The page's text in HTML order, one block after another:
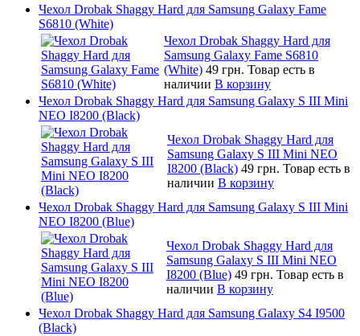
Чехол Drobak Shaggy Hard для Samsung Galaxy Fame
S6810 (White)
Чехол Drobak Shaggy Hard для
Samsung Galaxy Fame S6810
(White) 49 грн. Товар есть в
наличии В корзину
Чехол Drobak Shaggy Hard для Samsung Galaxy S III Mini
NEO I8200 (Black)
Чехол Drobak Shaggy Hard для
Samsung Galaxy S III Mini NEO
I8200 (Black) 49 грн. Товар есть в
наличии В корзину
Чехол Drobak Shaggy Hard для Samsung Galaxy S III Mini
NEO I8200 (Blue)
Чехол Drobak Shaggy Hard для
Samsung Galaxy S III Mini NEO
I8200 (Blue) 49 грн. Товар есть в
наличии В корзину
Чехол Drobak Shaggy Hard для Samsung Galaxy S4 I9500
(Black)